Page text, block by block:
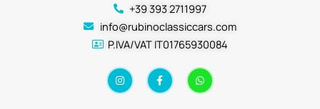
+39 393 2711997
info@rubinoclassiccars.com
P.IVA/VAT IT01765930084
I
n
s
F
a
c
W
h
a